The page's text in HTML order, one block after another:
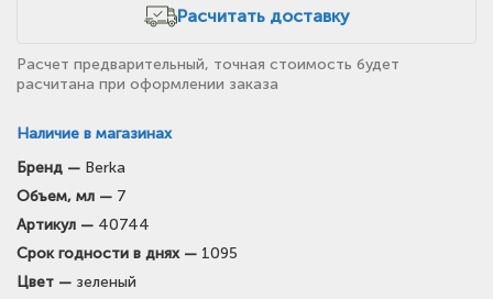
Расчитать доставку
Наличие в магазинах
Тел: +7-903-947-7028
Тел: +7-3854-222-223
Бренд — Berka
Объем, мл — 7
Артикул — 40744
Срок годности в днях — 1095
Цвет — зеленый
Расчет предварительный, точная стоимость будет
расчитана при оформлении заказа